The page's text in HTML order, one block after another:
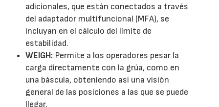
adicionales, que están conectados a través
del adaptador multifuncional (MFA), se
incluyan en el cálculo del límite de
estabilidad.
WEIGH: Permite a los operadores pesar la
carga directamente con la grúa, como en
una báscula, obteniendo así una visión
general de las posiciones a las que se puede
llegar.